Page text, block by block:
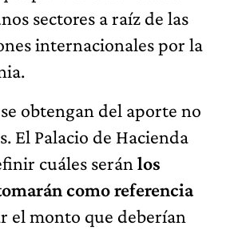
sectores a raíz de las
internacionales por la
obtengan del aporte no
El Palacio de Hacienda
cuáles serán los
como referencia
el monto que deberían